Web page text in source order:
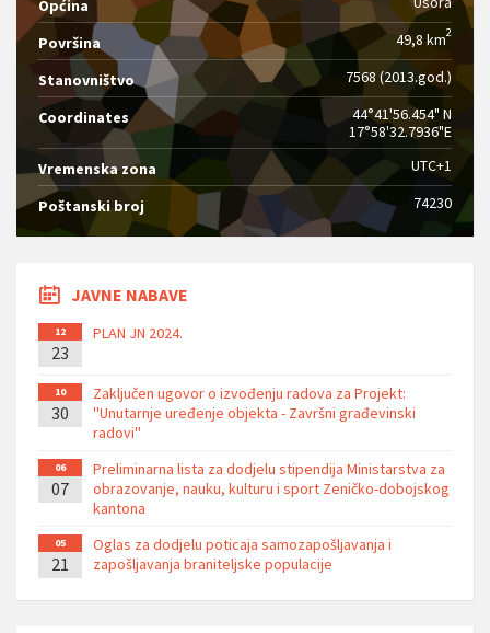
Općina
Površina 49,8 km2
Stanovništvo 7568 (2013.god.)
Coordinates
44°41'56.454" N
17°58'32.7936"E
Vremenska zona
UTC+1
Poštanski broj 74230
JAVNE NABAVE
12
23
PLAN JN 2024.
10
30
Zaključen ugovor o izvođenju radova za Projekt:
''Unutarnje uređenje objekta - Završni građevinski
radovi''
06
07
Preliminarna lista za dodjelu stipendija Ministarstva za
obrazovanje, nauku, kulturu i sport Zeničko-dobojskog
kantona
05
21
Oglas za dodjelu poticaja samozapošljavanja i
zapošljavanja braniteljske populacije